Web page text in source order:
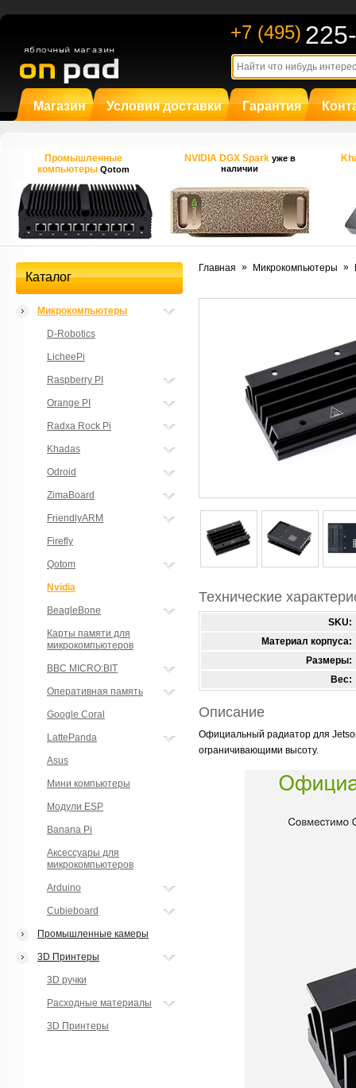
+7 (495)
Магазин Условия доставки Гарантия
Промышленные
компьютерыQotom
NVIDIA DGX Spark уже в
наличии
Каталог
Микрокомпьютеры
D-Robotics
LicheePi
Raspberry PI
Orange PI
Radxa Rock Pi
Khadas
Odroid
ZimaBoard
FriendlyARM
Firefly
Qotom
Nvidia
BeagleBone
Карты памяти для
микрокомпьютеров
BBC MICRO:BIT
Оперативная память
Google Coral
LattePanda
Asus
Мини компьютеры
Модули ESP
Banana Pi
Аксессуары для
микрокомпьютеров
Arduino
Cubieboard
Промышленные камеры
3D Принтеры
3D ручки
Расходные материалы
3D Принтеры
Главная » Микрокомпьютеры »
Технические
SKU:
Материал корпуса:
Размеры:
Вес:
Описание
Официальный радиатор для
ограничивающими высоту.